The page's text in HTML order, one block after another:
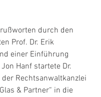
durch den
Prof. Dr. Erik
einer Einführung
Hanf startete Dr.
der Rechtsanwaltkanzlei
& Partner“ in die